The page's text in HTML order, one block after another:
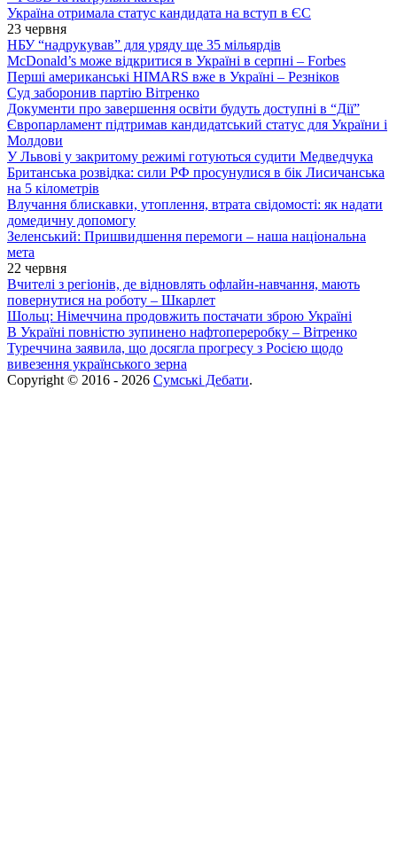
Україна отримала статус кандидата на вступ в ЄС
23 червня
НБУ “надрукував” для уряду ще 35 мільярдів
McDonald’s може відкритися в Україні в серпні – Forbes
Перші американські HIMARS вже в Україні – Резніков
Суд заборонив партію Вітренко
Документи про завершення освіти будуть доступні в “Дії”
Європарламент підтримав кандидатський статус для України і
Молдови
У Львові у закритому режимі готуються судити Медведчука
Британська розвідка: сили РФ просунулися в бік Лисичанська
на 5 кілометрів
Влучання блискавки, утоплення, втрата свідомості: як надати
домедичну допомогу
Зеленський: Пришвидшення перемоги – наша національна
мета
22 червня
Вчителі з регіонів, де відновлять офлайн-навчання, мають
повернутися на роботу – Шкарлет
Шольц: Німеччина продовжить постачати зброю Україні
В Україні повністю зупинено нафтопереробку – Вітренко
Туреччина заявила, що досягла прогресу з Росією щодо
вивезення українського зерна
Copyright © 2016 - 2026 Сумські Дебати.